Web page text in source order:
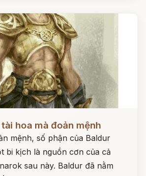
hoa mà đoản mệnh
mệnh, số phận của Baldur
bi kịch là nguồn cơn của cả
sau này. Baldur đã nằm